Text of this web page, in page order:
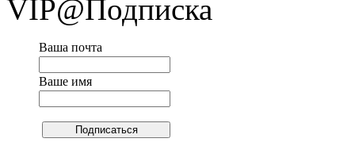
VIP@Подписка
Ваша почта
Ваше имя